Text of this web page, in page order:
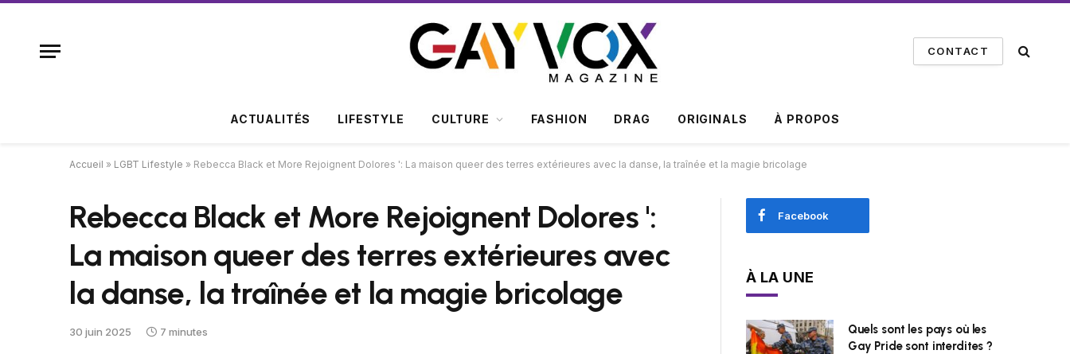
CONTACT
ACTUALITÉS LIFESTYLE CULTURE FASHION DRAG ORIGINALS À PROPOS
Accueil » LGBT Lifestyle » Rebecca Black et More Rejoignent Dolores ': La maison queer des terres extérieures avec la danse, la traînée et la magie bricolage
Rebecca Black et More Rejoignent Dolores ':
La maison queer des terres extérieures avec
la danse, la traînée et la magie bricolage
30 juin 2025 7 minutes
Facebook
À LA UNE
Quels sont les pays où les
Gay Pride sont interdites ?